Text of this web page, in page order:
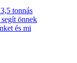
tonnás
önnek
és mi